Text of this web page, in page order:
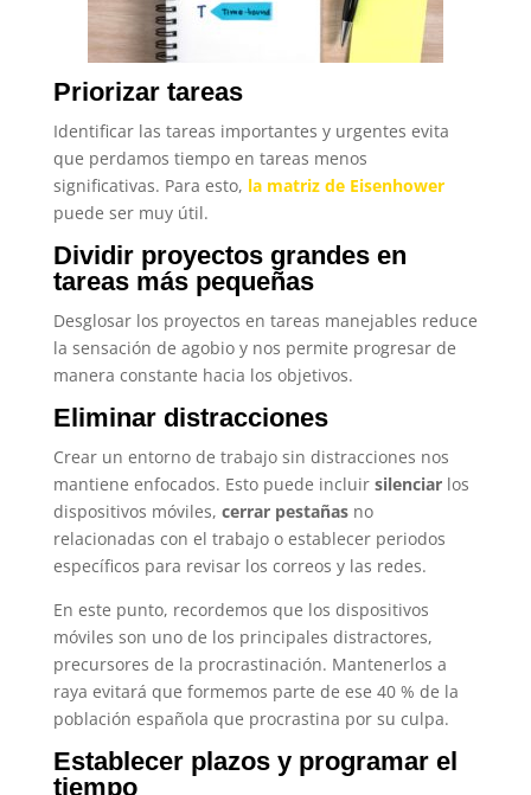
Priorizar tareas
Identificar las tareas importantes y urgentes evita
que perdamos tiempo en tareas menos
significativas. Para esto, la matriz de Eisenhower
puede ser muy útil.
Dividir proyectos grandes en
tareas más pequeñas
Desglosar los proyectos en tareas manejables reduce
la sensación de agobio y nos permite progresar de
manera constante hacia los objetivos.
Eliminar distracciones
Crear un entorno de trabajo sin distracciones nos
mantiene enfocados. Esto puede incluir silenciar los
dispositivos móviles, cerrar pestañasno
relacionadas con el trabajo o establecer periodos
específicos para revisar los correos y las redes.
En este punto, recordemos que los dispositivos
móviles son uno de los principales distractores,
precursores de la procrastinación. Mantenerlos a
raya evitará que formemos parte de ese 40 % de la
población española que procrastina por su culpa.
Establecer plazos y programar el
tiempo